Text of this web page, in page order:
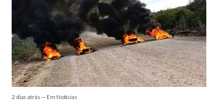
2 dias atrás — Em Notícias